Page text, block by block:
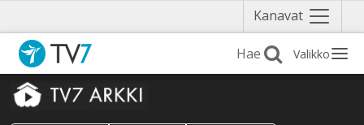
Kanavat Näytä
valikko
Valikko